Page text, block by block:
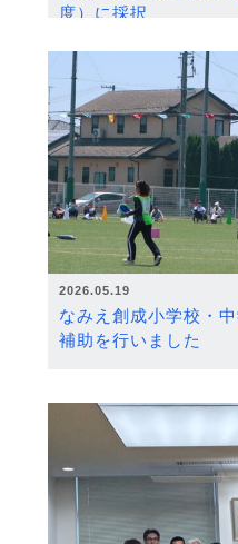
度）に採択
2026.05.19
なみえ創成小学校・
補助を行いました